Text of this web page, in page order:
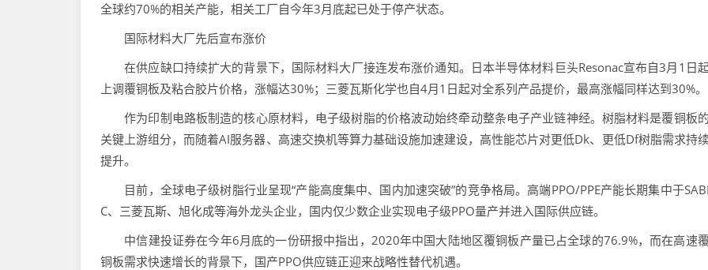
全球约70%的相关产能，相关工厂自今年3月底起已处于停产状态。
国际材料大厂先后宣布涨价
在供应缺口持续扩大的背景下，国际材料大厂接连发布涨价通知。日本半导体材料巨头Resonac宣布自3月1日
上调覆铜板及粘合胶片价格，涨幅达30%；三菱瓦斯化学也自4月1日起对全系列产品提价，最高涨幅同样达到30%。
作为印制电路板制造的核心原材料，电子级树脂的价格波动始终牵动整条电子产业链神经。树脂材料是覆铜板的
关键上游组分，而随着AI服务器、高速交换机等算力基础设施加速建设，高性能芯片对更低Dk、更低Df树脂需求持续
提升。
目前，全球电子级树脂行业呈现“产能高度集中、国内加速突破”的竞争格局。高端PPO/PPE产能长期集中于SABI
C、三菱瓦斯、旭化成等海外龙头企业，国内仅少数企业实现电子级PPO量产并进入国际供应链。
中信建投证券在今年6月底的一份研报中指出，2020年中国大陆地区覆铜板产量已占全球的76.9%，而在高速覆
铜板需求快速增长的背景下，国产PPO供应链正迎来战略性替代机遇。